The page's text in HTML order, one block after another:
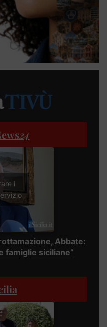
24
i
Abbate:
famiglie siciliane”